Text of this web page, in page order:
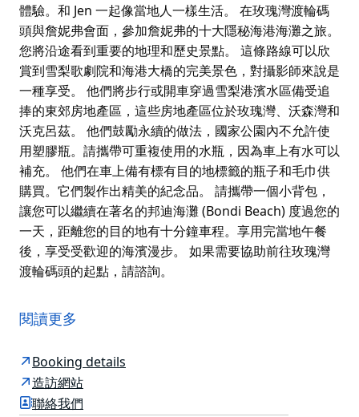
體驗。和 Jen 一起像當地人一樣生活。 在玫瑰灣渡輪碼
頭與詹妮弗會面，參加詹妮弗的十大隱秘海港海灘之旅。
您將沿途看到重要的地理和歷史景點。 這條路線可以欣
賞到雪梨歌劇院和海港大橋的完美景色，對攝影師來說是
一種享受。 他們將步行或開車穿過雪梨港濱水區備受追
捧的東郊房地產區，這些房地產區位於玫瑰灣、沃森灣和
沃克呂茲。 他們鼓勵永續的做法，國家公園內不允許使
用塑膠瓶。請攜帶可重複使用的水瓶，因為車上有水可以
補充。 他們在車上備有標有目的地標籤的瓶子和毛巾供
購買。它們製作出精美的紀念品。 請攜帶一個小背包，
讓您可以繼續在著名的邦迪海灘 (Bondi Beach) 度過您的
一天，距離您的目的地有十分鐘車程。享用完當地午餐
後，享受受歡迎的海濱漫步。 如果需要協助前往玫瑰灣
渡輪碼頭的起點，請諮詢。
體驗。和 Jen 一起像當地人一樣生活。
海港海灘之旅。您將沿途看到重要的地理和歷史景點。
這條路線可以欣賞到雪梨歌劇院和海港大橋的完美景色，
對攝影師來說是一種享受。
閱讀更多
Booking details
造訪網站
聯絡我們